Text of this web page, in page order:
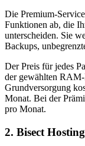
Die Premium-
Funktionen ab, die
unterscheiden. Sie
Backups,
Der Preis für jedes
der gewählten
Grundversorgung
Monat. Bei der
pro Monat.
2. Bisect